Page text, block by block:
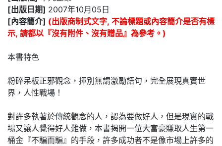
[出版日期] 2007年10月05日
[內容簡介] (出版商制式文字, 不論標題或內容簡介是否有標
示, 請都以『沒有附件、沒有贈品』為參考。)
本書特色
粉碎呆板正邪觀念，揮別無謂激勵語句，完全展現真實世
界，人性戰場！
對許多執著於傳統觀念的人，認為要做好人，但是現實的戰
場又讓人覺得好人難做，本書揭開一位大富豪賺取人生第一
桶金『不騙而騙』的手段，許多成功者不是像市場上許多的